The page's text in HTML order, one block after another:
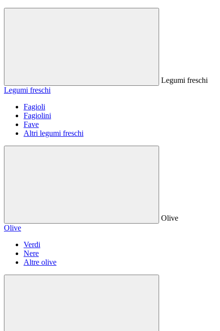
Legumi freschi
Legumi freschi
Fagioli
Fagiolini
Fave
Altri legumi freschi
Olive
Olive
Verdi
Nere
Altre olive